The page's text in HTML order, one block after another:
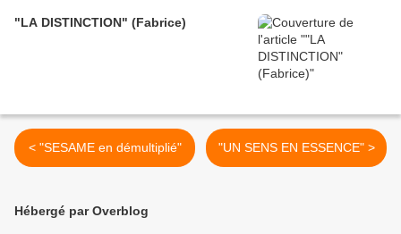
"LA DISTINCTION" (Fabrice)
< "SESAME en démultiplié" "UN SENS EN ESSENCE" >
Hébergé par Overblog